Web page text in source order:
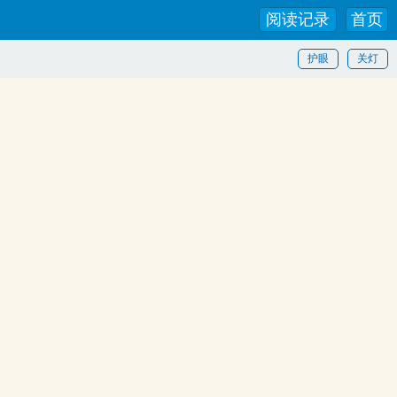
首页
阅读记录
关灯
护眼